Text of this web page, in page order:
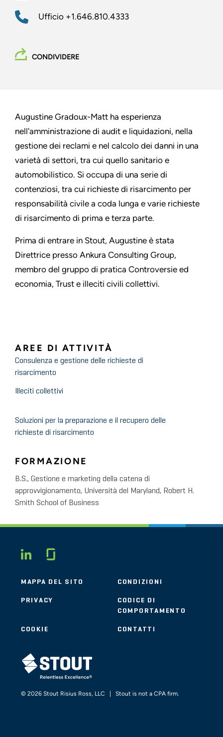
Ufficio +1.646.810.4333
CONDIVIDERE
Augustine Gradoux-Matt ha esperienza
nell'amministrazione di audit e liquidazioni, nella
gestione dei reclami e nel calcolo dei danni in una
varietà di settori, tra cui quello sanitario e
automobilistico. Si occupa di una serie di
contenziosi, tra cui richieste di risarcimento per
responsabilità civile a coda lunga e varie richieste
di risarcimento di prima e terza parte.
Prima di entrare in Stout, Augustine è stata
Direttrice presso Ankura Consulting Group,
membro del gruppo di pratica Controversie ed
economia, Trust e illeciti civili collettivi.
AREE DI ATTIVITÀ
Consulenza e gestione delle richieste di
risarcimento
Illeciti collettivi
Soluzioni per la preparazione e il recupero delle
richieste di risarcimento
FORMAZIONE
B.S., Gestione e marketing della catena di
approvvigionamento, Università del Maryland, Robert H.
Smith School of Business
LINKEDIN
MAPPA DEL SITO CONDIZIONI
PRIVACY
CODICE DI
COMPORTAMENTO
COOKIE CONTATTI
STOUT LOGO
© 2026 Stout Risius Ross, LLC | Stout is not a CPA firm.